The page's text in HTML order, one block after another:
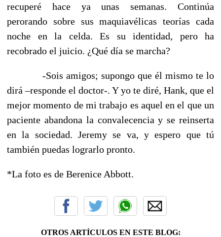
recuperé hace ya unas semanas. Continúa
perorando sobre sus maquiavélicas teorías cada
noche en la celda. Es su identidad, pero ha
recobrado el juicio. ¿Qué día se marcha?
-Sois amigos; supongo que él mismo te lo
dirá –responde el doctor-. Y yo te diré, Hank, que el
mejor momento de mi trabajo es aquel en el que un
paciente abandona la convalecencia y se reinserta
en la sociedad. Jeremy se va, y espero que tú
también puedas lograrlo pronto.
*La foto es de Berenice Abbott.
OTROS ARTÍCULOS EN ESTE BLOG: